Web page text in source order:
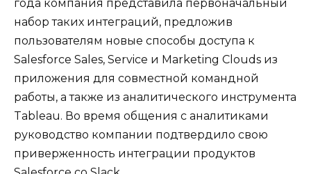
года компания представила первоначальный
набор таких интеграций, предложив
пользователям новые способы доступа к
Salesforce Sales, Service и Marketing Clouds из
приложения для совместной командной
работы, а также из аналитического инструмента
Tableau. Во время общения с аналитиками
руководство компании подтвердило свою
приверженность интеграции продуктов